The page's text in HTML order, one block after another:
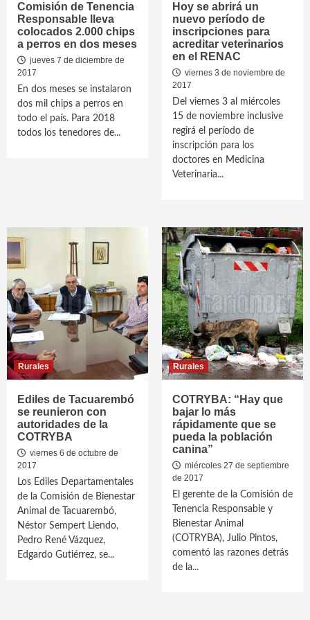
Comisión de Tenencia
Responsable lleva
colocados 2.000 chips
a perros en dos meses
jueves 7 de diciembre de
2017
En dos meses se instalaron
dos mil chips a perros en
todo el país. Para 2018
todos los tenedores de...
Hoy se abrirá un
nuevo período de
inscripciones para
acreditar veterinarios
en el RENAC
viernes 3 de noviembre de
2017
Del viernes 3 al miércoles
15 de noviembre inclusive
regirá el período de
inscripción para los
doctores en Medicina
Veterinaria...
Rurales
Ediles de Tacuarembó
se reunieron con
autoridades de la
COTRYBA
viernes 6 de octubre de
2017
Los Ediles Departamentales
de la Comisión de Bienestar
Animal de Tacuarembó,
Néstor Sempert Liendo,
Pedro René Vázquez,
Edgardo Gutiérrez, se...
Rurales
COTRYBA: “Hay que
bajar lo más
rápidamente que se
pueda la población
canina”
miércoles 27 de septiembre
de 2017
El gerente de la Comisión de
Tenencia Responsable y
Bienestar Animal
(COTRYBA), Julio Pintos,
comentó las razones detrás
de la...